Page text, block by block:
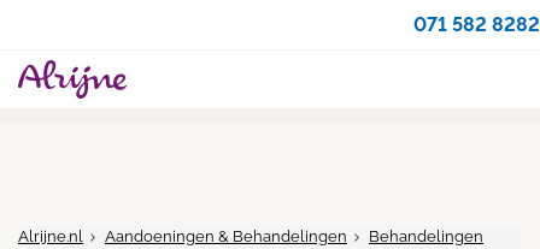
071 582 8282
Alrijne.nl Aandoeningen & Behandelingen
Behandelingen